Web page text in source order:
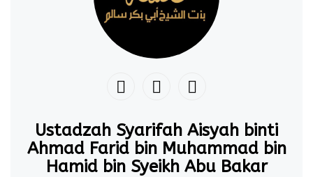
Ustadzah Syarifah Aisyah binti
Ahmad Farid bin Muhammad bin
Hamid bin Syeikh Abu Bakar